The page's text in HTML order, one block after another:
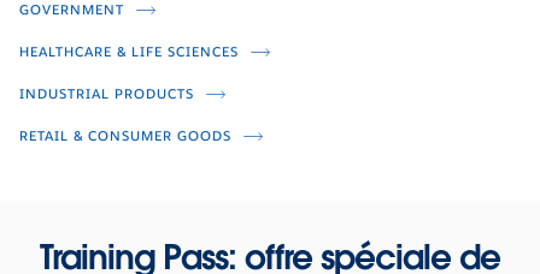
LetYourVizRoar
GOVERNMENT
HEALTHCARE & LIFE SCIENCES
INDUSTRIAL PRODUCTS
RETAIL & CONSUMER GOODS
Training Pass: offre spéciale de